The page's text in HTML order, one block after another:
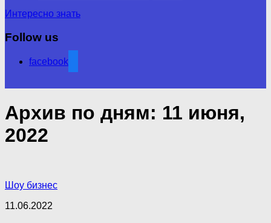
Интересно знать
Follow us
facebook
Архив по дням: 11 июня,
2022
Шоу бизнес
11.06.2022